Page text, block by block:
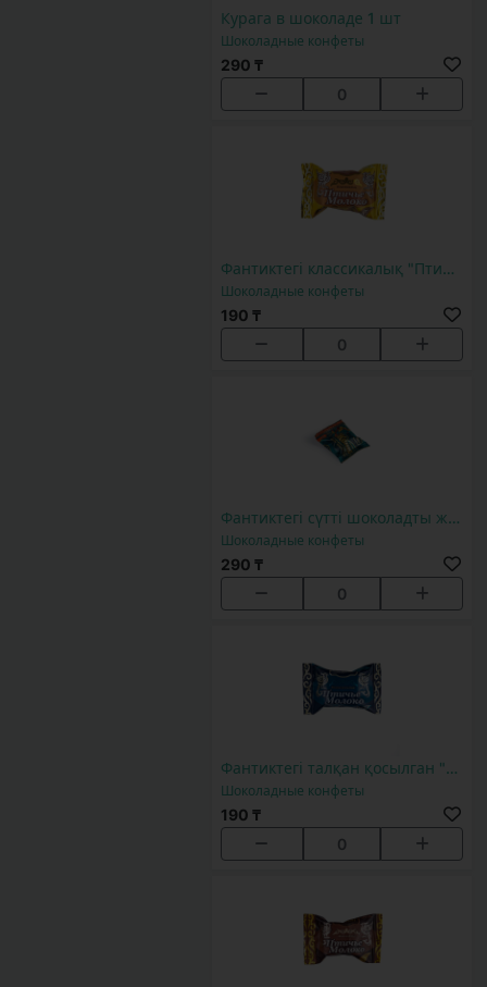
Курага в шоколаде 1 шт
Шоколадные конфеты
290 ₸
0
Фантиктегі классикалық "Птичье молоко" 1 дана
Шоколадные конфеты
190 ₸
0
Фантиктегі сүтті шоколадты жент 1 дана
Шоколадные конфеты
290 ₸
0
Фантиктегі талқан қосылган "Птичье молоко" 1 дана
Шоколадные конфеты
190 ₸
0